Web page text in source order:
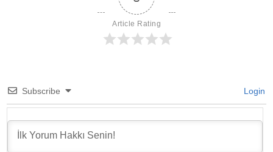
Article Rating
Subscribe Login